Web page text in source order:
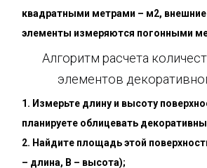
квадратными метрами – м2,
элементы измеряются погонными
Алгоритм расчета
элементов
Измерьте длину и высоту
планируете облицевать
Найдите площадь этой
– длина, В – высота);